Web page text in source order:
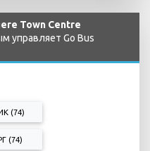
Town Centre
управляет Go Bus
(74)
(74)